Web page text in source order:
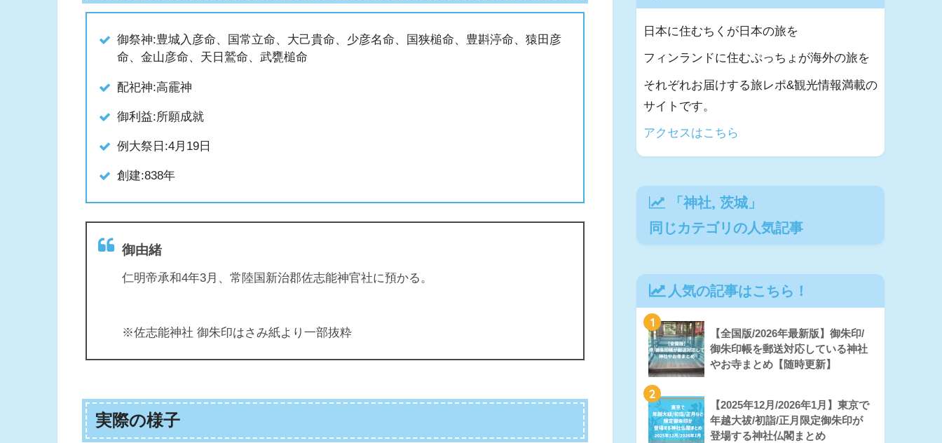
御祭神:豊城入彦命、国常立命、大己貴命、少彦名命、国狭槌命、豊斟渟命、猿田彦
命、金山彦命、天日鷲命、武甕槌命
配祀神:高靇神
御利益:所願成就
例大祭日:4月19日
創建:838年
御由緒
仁明帝承和4年3月、常陸国新治郡佐志能神官社に預かる。
※佐志能神社 御朱印はさみ紙より一部抜粋
実際の様子
日本に住むちくが日本の旅を
フィンランドに住むぷっちょが海外の旅を
それぞれお届けする旅レポ&観光情報満載の
サイトです。
アクセスはこちら
「神社, 茨城 」
同じカテゴリの人気記事
人気の記事はこちら！
1
【全国版/2026年最新版】御朱印/
御朱印帳を郵送対応している神社
やお寺まとめ【随時更新】
2
【2025年12月/2026年1月】東京で
年越大祓/初詣/正月限定御朱印が
登場する神社仏閣まとめ